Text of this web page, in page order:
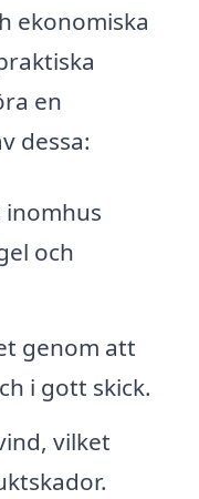
ekonomiska
en
dessa:
och
genom att
i gott skick.
vilket